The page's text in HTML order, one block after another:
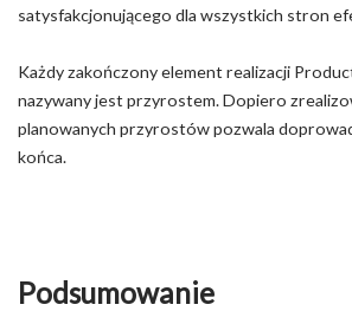
satysfakcjonującego dla wszystkich stron
Każdy zakończony element realizacji
nazywany jest przyrostem. Dopiero
planowanych przyrostów pozwala
końca.
Podsumowanie